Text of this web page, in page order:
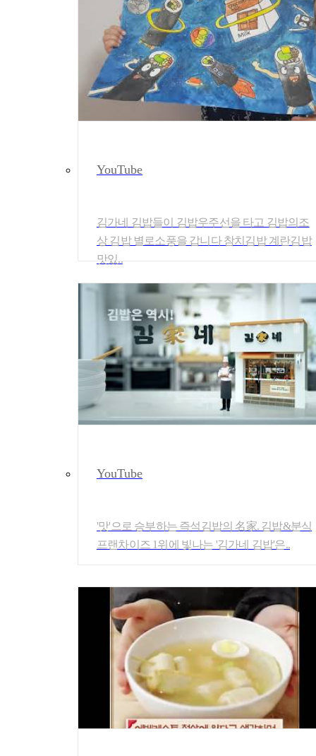
YouTube
김가네 김밥들이 김밥우주선을 타고 김밥의조
상 김밥 별로소풍을 갑니다 참치김밥 계란김밥
맛있..
YouTube
'맛'으로 승부하는 즉석김밥의 名家. 김밥&분식
프랜차이즈 1위에 빛나는 '김가네 김밥'은..